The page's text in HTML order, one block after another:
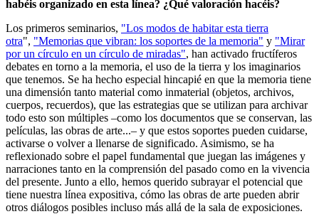
habéis organizado en esta línea? ¿Qué valoración hacéis?
Los primeros seminarios, "Los modos de habitar esta tierra
otra", "Memorias que vibran: los soportes de la memoria" y "Mirar
por un círculo en un círculo de miradas", han activado fructíferos
debates en torno a la memoria, el uso de la tierra y los imaginarios
que tenemos. Se ha hecho especial hincapié en que la memoria tiene
una dimensión tanto material como inmaterial (objetos, archivos,
cuerpos, recuerdos), que las estrategias que se utilizan para archivar
todo esto son múltiples –como los documentos que se conservan, las
películas, las obras de arte...– y que estos soportes pueden cuidarse,
activarse o volver a llenarse de significado. Asimismo, se ha
reflexionado sobre el papel fundamental que juegan las imágenes y
narraciones tanto en la comprensión del pasado como en la vivencia
del presente. Junto a ello, hemos querido subrayar el potencial que
tiene nuestra línea expositiva, cómo las obras de arte pueden abrir
otros diálogos posibles incluso más allá de la sala de exposiciones.